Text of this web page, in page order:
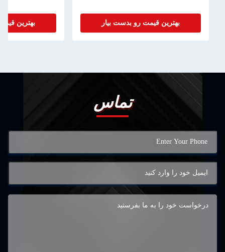
بهترین قیمت رو بدست بیار بهترین
تماس